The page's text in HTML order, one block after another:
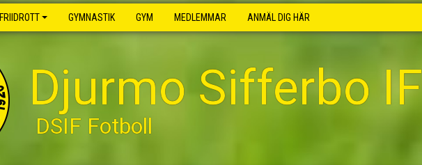
FRIIDROTT GYMNASTIK GYM MEDLEMMAR ANMÄL DIG HÄR
Djurmo Sifferbo IF
DSIF Fotboll